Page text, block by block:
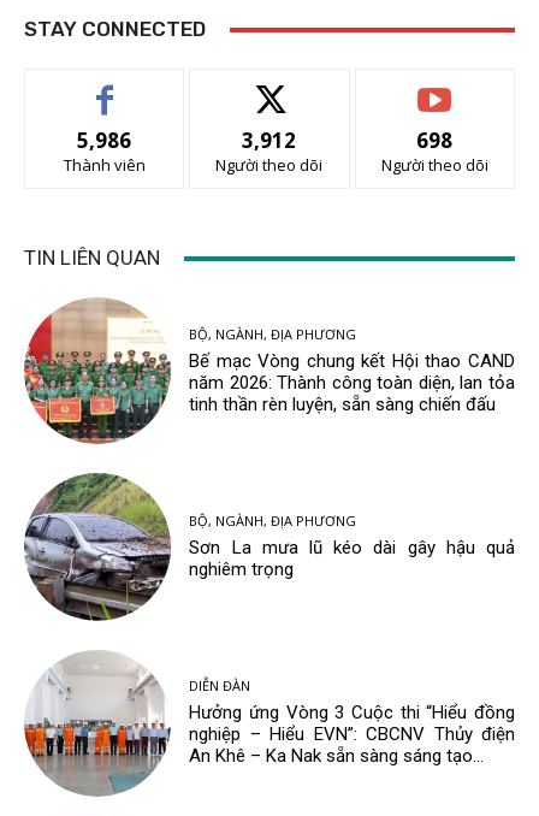
STAY CONNECTED
5,986
Thành viên
3,912
Người theo dõi
698
Người theo dõi
TIN LIÊN QUAN
BỘ, NGÀNH, ĐỊA PHƯƠNG
Bế mạc Vòng chung kết Hội thao CAND
năm 2026: Thành công toàn diện, lan tỏa
tinh thần rèn luyện, sẵn sàng chiến đấu
BỘ, NGÀNH, ĐỊA PHƯƠNG
Sơn La mưa lũ kéo dài gây hậu quả
nghiêm trọng
DIỄN ĐÀN
Hưởng ứng Vòng 3 Cuộc thi “Hiểu đồng
nghiệp – Hiểu EVN”: CBCNV Thủy điện
An Khê – Ka Nak sẵn sàng sáng tạo...